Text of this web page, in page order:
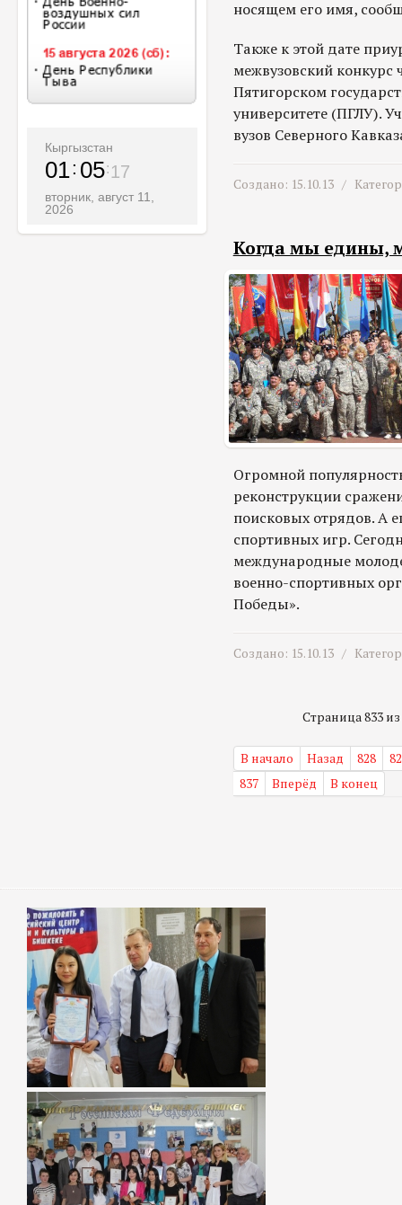
Кыргызстан
01 05 19
вторник, август 11,
2026
носящем его имя,
Также к этой дате
межвузовский
Пятигорском
университете (ПГЛУ).
вузов Северного
Создано: 15.10.13 /
Когда мы едины,
Огромной
реконструкции
поисковых отрядов. А
спортивных игр.
международные
военно-спортивных
Победы».
Создано: 15.10.13 /
Страница 833 из
В начало Назад 828
837
Вперёд В конец